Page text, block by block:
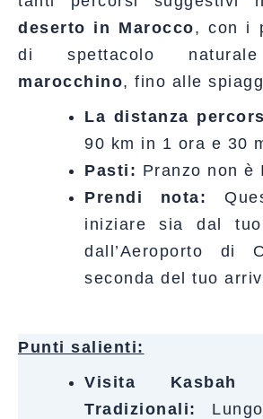
deserto in Marocco, con i
di spettacolo
marocchino, fino alle
La distanza
90 km in 1 ora e 30
Pasti: Pranzo non è
Prendi nota:
iniziare sia dal
dall’Aeroporto di
seconda del tuo
Punti salienti:
Visita
Tradizionali: